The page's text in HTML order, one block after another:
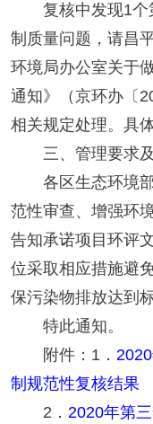
复核中发现1个
制质量问题，请昌
环境局办公室关于
通知》（京环办〔
相关规定处理。具
三、管理要求及
各区生态环境部
范性审查、增强环
告知承诺项目环评
位采取相应措施避
保污染物排放达到
特此通知。
附件：1．
制规范性复核结果
2． 2020年第